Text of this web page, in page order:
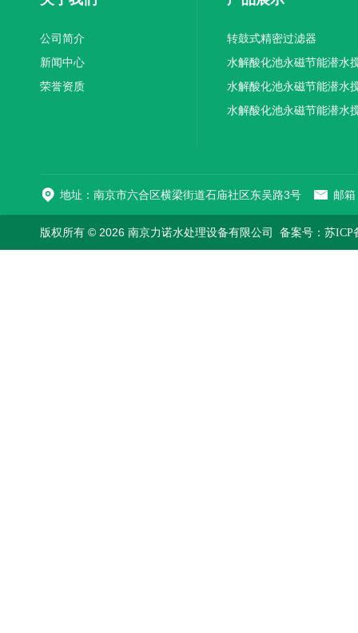
公司简介
新闻中心
荣誉资质
转鼓式精密过滤器
水解酸化池永磁节能潜水
机厂家供应
水解酸化池永磁节能潜水
机厂家直销
水解酸化池永磁节能潜水
地址：南京市六合区横梁街道石庙社区东吴路3号 邮
版权所有 © 2026 南京力诺水处理设备有限公司 备案号：苏ICP